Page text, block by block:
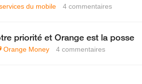
du mobile 4 commentaires
priorité et Orange est la posse
Orange Money 4 commentaires